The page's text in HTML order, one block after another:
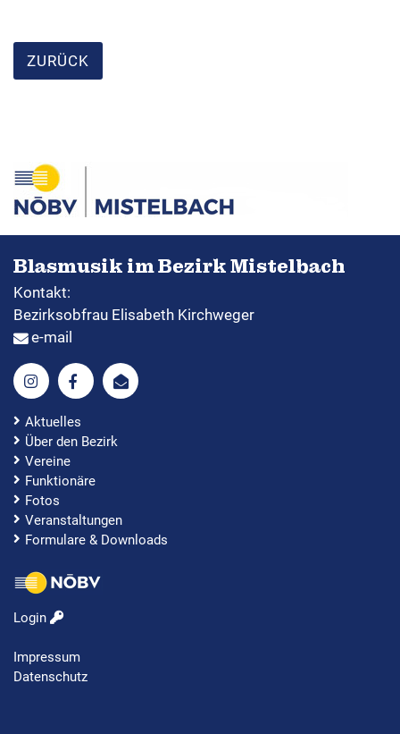
ZURÜCK
Blasmusik im Bezirk Mistelbach
Kontakt:
Bezirksobfrau Elisabeth Kirchweger
e-mail
Aktuelles
Über den Bezirk
Vereine
Funktionäre
Fotos
Veranstaltungen
Formulare & Downloads
Login
Impressum
Datenschutz